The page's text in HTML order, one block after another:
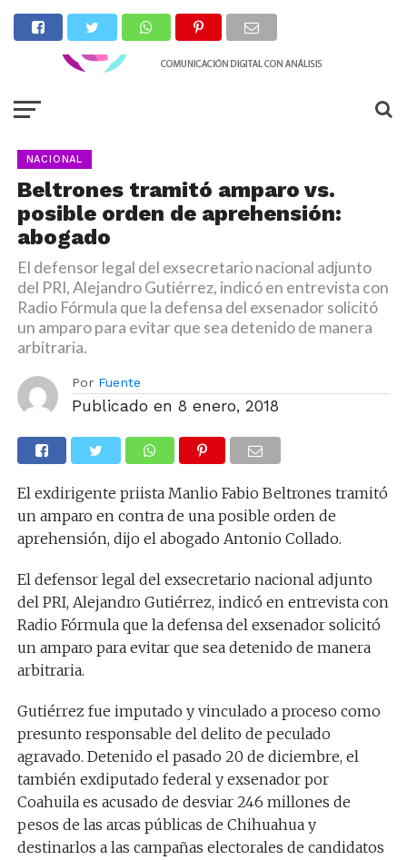
NACIONAL
Beltrones tramitó amparo vs.
posible orden de aprehensión:
abogado
El defensor legal del exsecretario nacional adjunto
del PRI, Alejandro Gutiérrez, indicó en entrevista con
Radio Fórmula que la defensa del exsenador solicitó
un amparo para evitar que sea detenido de manera
arbitraria.
Por Fuente
Publicado en 8 enero, 2018
El exdirigente priista Manlio Fabio Beltrones tramitó
un amparo en contra de una posible orden de
aprehensión, dijo el abogado Antonio Collado.
El defensor legal del exsecretario nacional adjunto
del PRI, Alejandro Gutiérrez, indicó en entrevista con
Radio Fórmula que la defensa del exsenador solicitó
un amparo para evitar que sea detenido de manera
arbitraria.
Gutiérrez fue imputado y vinculado a proceso como
presunto responsable del delito de peculado
agravado. Detenido el pasado 20 de diciembre, el
también exdiputado federal y exsenador por
Coahuila es acusado de desviar 246 millones de
pesos de las arcas públicas de Chihuahua y
destinarlos a las campañas electorales de candidatos